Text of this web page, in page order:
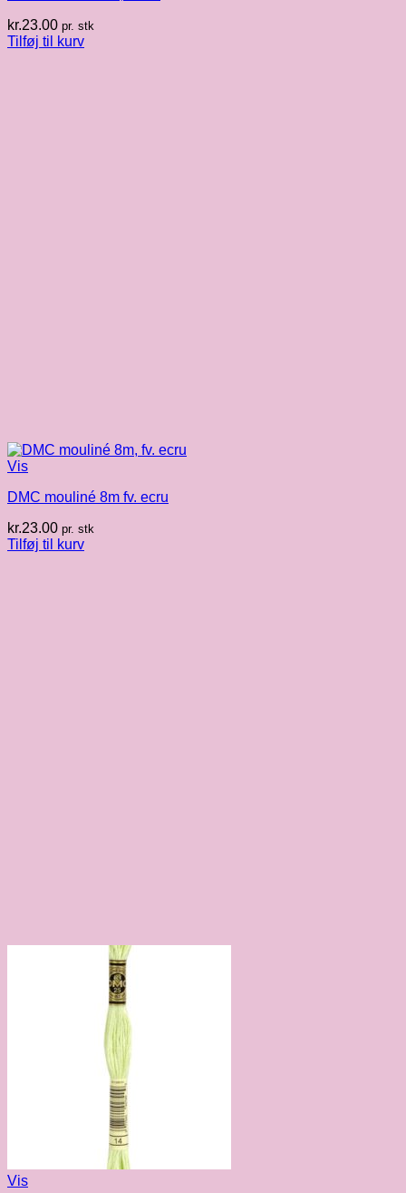
kr.23.00 pr. stk
Tilføj til kurv
Vis
DMC mouliné 8m fv. ecru
kr.23.00 pr. stk
Tilføj til kurv
Vis